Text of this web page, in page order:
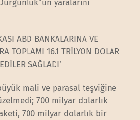
yaralarını
ABD BANKALARINA VE
TOPLAMI 16.1 TRİLYON DOLAR
SAĞLADI’
mali ve parasal teşviğine
700 milyar dolarlık
700 milyar dolarlık bir